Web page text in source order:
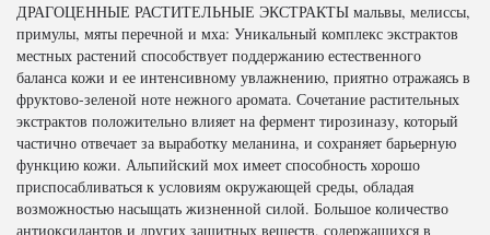
ДРАГОЦЕННЫЕ РАСТИТЕЛЬНЫЕ ЭКСТРАКТЫ мальвы, мелиссы,
примулы, мяты перечной и мха: Уникальный комплекс экстрактов
местных растений способствует поддержанию естественного
баланса кожи и ее интенсивному увлажнению, приятно отражаясь в
фруктово-зеленой ноте нежного аромата. Сочетание растительных
экстрактов положительно влияет на фермент тирозиназу, который
частично отвечает за выработку меланина, и сохраняет барьерную
функцию кожи. Альпийский мох имеет способность хорошо
приспосабливаться к условиям окружающей среды, обладая
возможностью насыщать жизненной силой. Большое количество
антиоксидантов и других защитных веществ, содержащихся в